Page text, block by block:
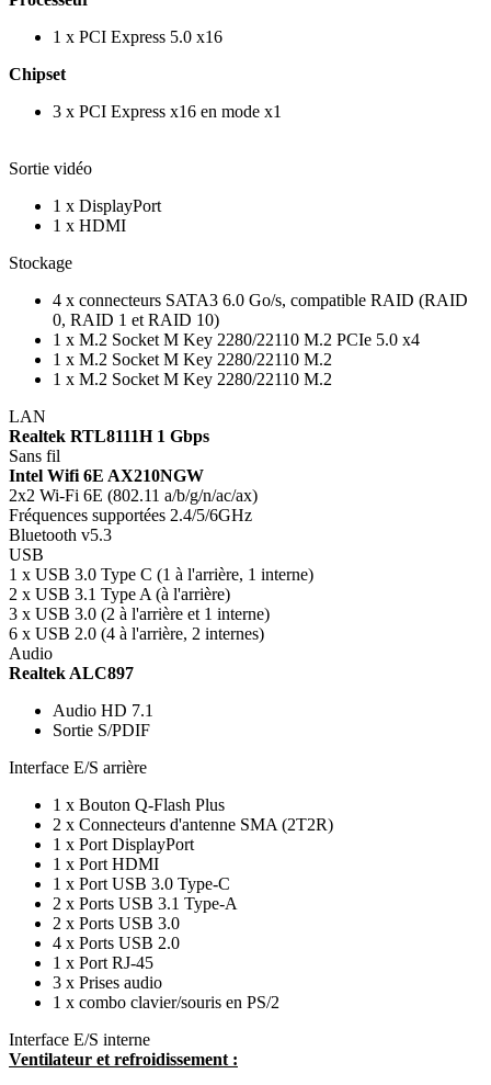
1 x PCI Express 5.0 x16
Chipset
3 x PCI Express x16 en mode x1
Sortie vidéo
1 x DisplayPort
1 x HDMI
Stockage
4 x connecteurs SATA3 6.0 Go/s, compatible RAID (RAID
0, RAID 1 et RAID 10)
1 x M.2 Socket M Key 2280/22110 M.2 PCIe 5.0 x4
1 x M.2 Socket M Key 2280/22110 M.2
1 x M.2 Socket M Key 2280/22110 M.2
LAN
Realtek RTL8111H 1 Gbps
Sans fil
Intel Wifi 6E AX210NGW
2x2 Wi-Fi 6E (802.11 a/b/g/n/ac/ax)
Fréquences supportées 2.4/5/6GHz
Bluetooth v5.3
USB
1 x USB 3.0 Type C (1 à l'arrière, 1 interne)
2 x USB 3.1 Type A (à l'arrière)
3 x USB 3.0 (2 à l'arrière et 1 interne)
6 x USB 2.0 (4 à l'arrière, 2 internes)
Audio
Realtek ALC897
Audio HD 7.1
Sortie S/PDIF
Interface E/S arrière
1 x Bouton Q-Flash Plus
2 x Connecteurs d'antenne SMA (2T2R)
1 x Port DisplayPort
1 x Port HDMI
1 x Port USB 3.0 Type-C
2 x Ports USB 3.1 Type-A
2 x Ports USB 3.0
4 x Ports USB 2.0
1 x Port RJ-45
3 x Prises audio
1 x combo clavier/souris en PS/2
Interface E/S interne
Ventilateur et refroidissement :